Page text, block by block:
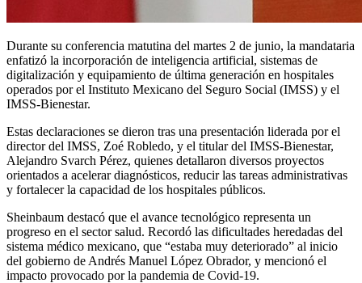
Durante su conferencia matutina del martes 2 de junio, la mandataria
enfatizó la incorporación de inteligencia artificial, sistemas de
digitalización y equipamiento de última generación en hospitales
operados por el Instituto Mexicano del Seguro Social (IMSS) y el
IMSS-Bienestar.
Estas declaraciones se dieron tras una presentación liderada por el
director del IMSS, Zoé Robledo, y el titular del IMSS-Bienestar,
Alejandro Svarch Pérez, quienes detallaron diversos proyectos
orientados a acelerar diagnósticos, reducir las tareas administrativas
y fortalecer la capacidad de los hospitales públicos.
Sheinbaum destacó que el avance tecnológico representa un
progreso en el sector salud. Recordó las dificultades heredadas del
sistema médico mexicano, que “estaba muy deteriorado” al inicio
del gobierno de Andrés Manuel López Obrador, y mencionó el
impacto provocado por la pandemia de Covid-19.